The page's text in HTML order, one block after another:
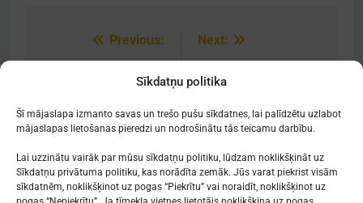
Sīkdatņu politika
Šī mājaslapa izmanto savas un trešo pušu sīkdatnes, lai palīdzētu uzlabot
mājaslapas lietošanas pieredzi un nodrošinātu tās teicamu darbību.
Lai uzzinātu vairāk par mūsu sīkdatņu politiku, lūdzam noklikšķināt uz
Sīkdatņu privātuma politiku, kas norādīta zemāk. Jūs varat piekrist visām
sīkdatnēm, noklikšķinot uz pogas “Piekrītu” vai noraidīt, noklikšķinot uz
Previous:
kursi klavierspēles
pedagogiem[:]
Next:
panākumi[:]
Mākslu izglītības kompetences centrs